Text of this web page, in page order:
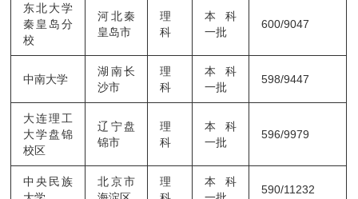
东北大学
秦皇岛分
校
河北秦
皇岛市
理
科
本科
一批
600/9047
中南大学
湖南长
沙市
理
科
本科
一批
598/9447
大连理工
大学盘锦
校区
辽宁盘
锦市
理
科
本科
一批
596/9979
中央民族
北京市
理
本科
590/11232